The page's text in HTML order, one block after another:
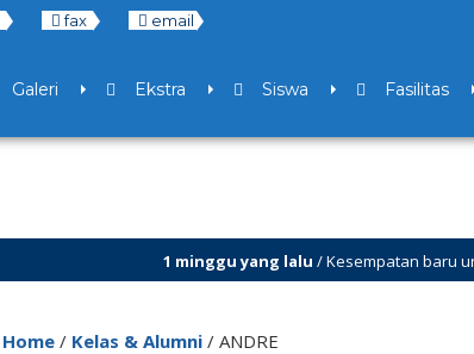
fax email
Galeri Ekstra Siswa Fasilitas
1 minggu yang lalu/ Kesempatan baru untuk
Home/ Kelas & Alumni/ ANDRE